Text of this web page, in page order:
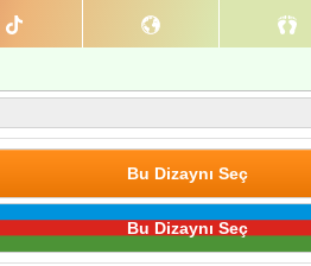
Bu Dizaynı Seç
Bu Dizaynı Seç